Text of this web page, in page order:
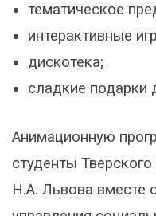
тематическое
интерактивные
дискотека;
сладкие подарки
Анимационную
студенты
Н.А. Львова вместе